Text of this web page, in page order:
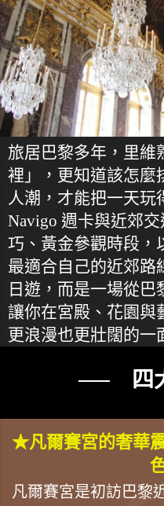
旅居巴黎多年，里維
裡」，更知道該怎麼
人潮，才能把一天玩
Navigo 週卡與近郊
巧、黃金參觀時段，
最適合自己的近郊路
日遊，而是一場從巴
讓你在宮殿、花園與
更浪漫也更壯闊的一
── 四
★凡爾賽宮的奢華
凡爾賽宮是初訪巴黎